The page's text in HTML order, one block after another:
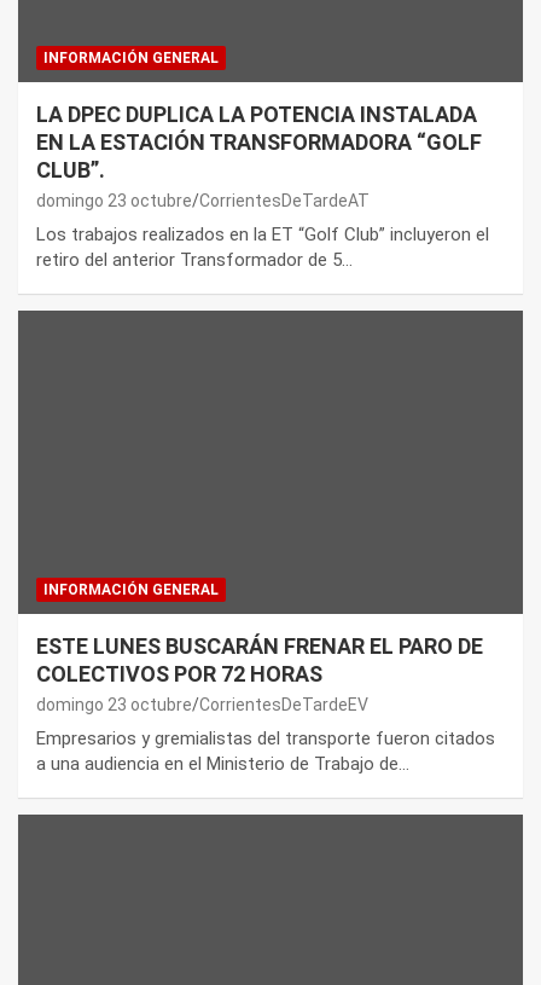
INFORMACIÓN GENERAL
LA DPEC DUPLICA LA POTENCIA INSTALADA
EN LA ESTACIÓN TRANSFORMADORA “GOLF
CLUB”.
domingo 23 octubre CorrientesDeTardeAT
Los trabajos realizados en la ET “Golf Club” incluyeron el
retiro del anterior Transformador de 5…
INFORMACIÓN GENERAL
ESTE LUNES BUSCARÁN FRENAR EL PARO DE
COLECTIVOS POR 72 HORAS
domingo 23 octubre CorrientesDeTardeEV
Empresarios y gremialistas del transporte fueron citados
a una audiencia en el Ministerio de Trabajo de…